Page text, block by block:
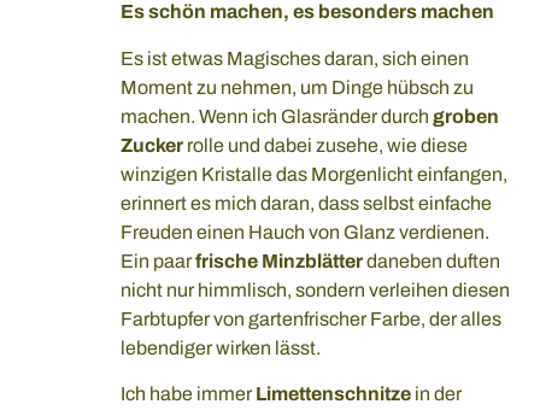
Es schön machen, es besonders machen
Es ist etwas Magisches daran, sich einen
Moment zu nehmen, um Dinge hübsch zu
machen. Wenn ich Glasränder durch groben
Zucker rolle und dabei zusehe, wie diese
winzigen Kristalle das Morgenlicht einfangen,
erinnert es mich daran, dass selbst einfache
Freuden einen Hauch von Glanz verdienen.
Ein paarfrische Minzblätterdaneben duften
nicht nur himmlisch, sondern verleihen diesen
Farbtupfer von gartenfrischer Farbe, der alles
lebendiger wirken lässt.
Ich habe immerLimettenschnitze in der